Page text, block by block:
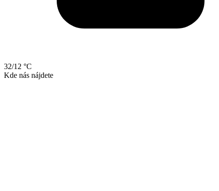
32/12 °C
Kde nás nájdete